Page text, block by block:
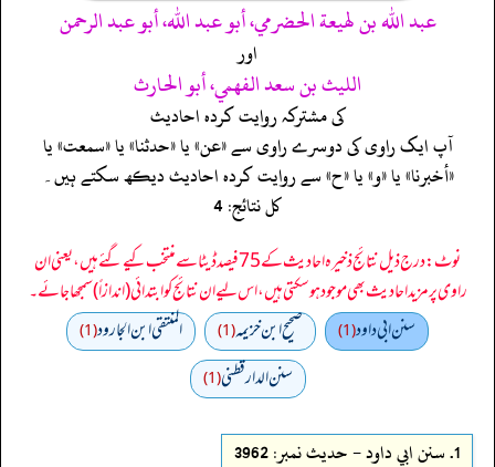
عبد الله بن لهيعة الحضرمي، أبو عبد الله، أبو عبد الرحمن
اور
الليث بن سعد الفهمي، أبو الحارث
کی مشترکہ روایت کردہ احادیث
آپ ایک راوی کی دوسرے راوی سے «عن» یا «حدثنا» یا «سمعت» یا
«أخبرنا» یا «و» یا «ح» سے روایت کردہ احادیث دیکھ سکتے ہیں۔
کل نتائج: 4
نوٹ: درج ذیل نتائج ذخیرہ احادیث کے 75 فیصد ڈیٹا سے منتخب کیے گئے ہیں، یعنی ان
راوی پر مزید احادیث بھی موجود ہو سکتی ہیں، اس لیے ان نتائج کو ابتدائی (اندازاً) سمجھا جائے۔
سنن ابي داود(1) صحيح ابن خزيمه(1) المنتقى ابن الجارود(1)
سنن الدارقطني(1)
1. سنن ابي داود - حدیث نمبر: 3962